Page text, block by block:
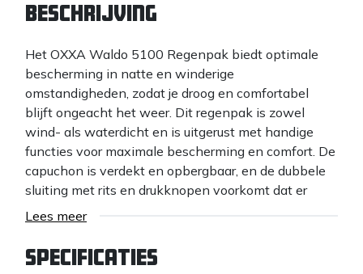
Beschrijving
Het OXXA Waldo 5100 Regenpak biedt optimale
bescherming in natte en winderige
omstandigheden, zodat je droog en comfortabel
blijft ongeacht het weer. Dit regenpak is zowel
wind- als waterdicht en is uitgerust met handige
functies voor maximale bescherming en comfort. De
capuchon is verdekt en opbergbaar, en de dubbele
sluiting met rits en drukknopen voorkomt dat er
water binnendringt, zelfs tijdens zware regen.
voor intensieve werkzaamheden.
Lees meer
Specificaties